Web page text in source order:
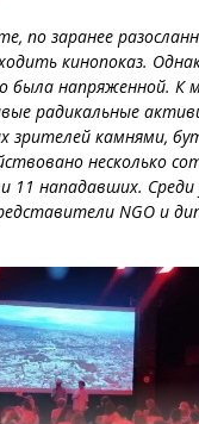
по заранее
кинопоказ.
была напряженной. К
радикальные
зрителей камнями,
несколько
11 нападавших. Среди
NGO и